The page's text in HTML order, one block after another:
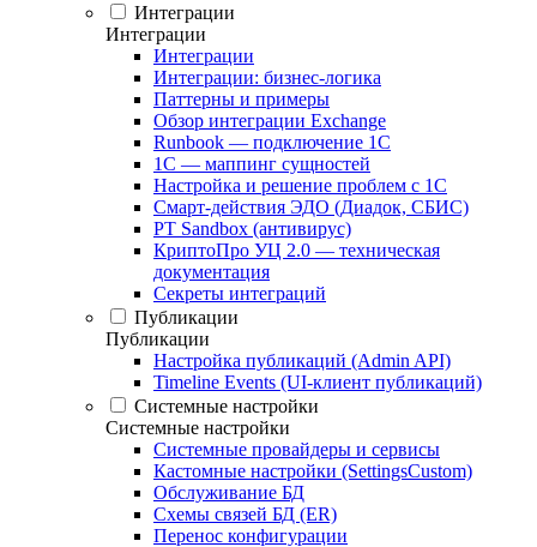
Интеграции
Интеграции
Интеграции
Интеграции: бизнес-логика
Паттерны и примеры
Обзор интеграции Exchange
Runbook — подключение 1С
1С — маппинг сущностей
Настройка и решение проблем с 1С
Смарт-действия ЭДО (Диадок, СБИС)
PT Sandbox (антивирус)
КриптоПро УЦ 2.0 — техническая
документация
Секреты интеграций
Публикации
Публикации
Настройка публикаций (Admin API)
Timeline Events (UI-клиент публикаций)
Системные настройки
Системные настройки
Системные провайдеры и сервисы
Кастомные настройки (SettingsCustom)
Обслуживание БД
Схемы связей БД (ER)
Перенос конфигурации